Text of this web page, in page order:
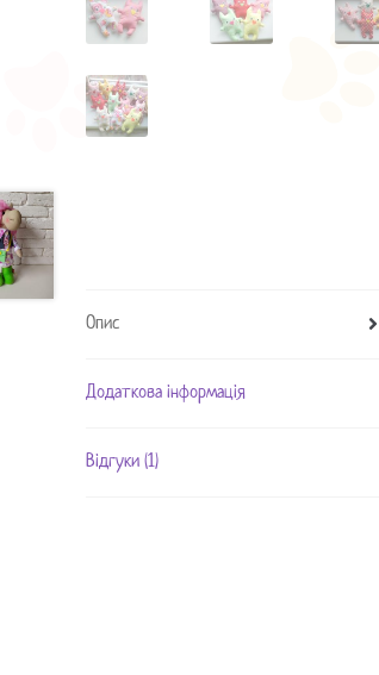
Опис
Додаткова інформація
Відгуки (1)